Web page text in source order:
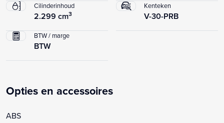
Cilinderinhoud
2.299 cm3
Kenteken
V-30-PRB
BTW / marge
BTW
Opties en accessoires
ABS